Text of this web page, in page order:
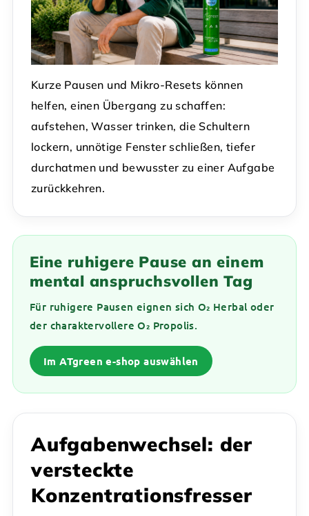
Kurze Pausen und Mikro-Resets können
helfen, einen Übergang zu schaffen:
aufstehen, Wasser trinken, die Schultern
lockern, unnötige Fenster schließen, tiefer
durchatmen und bewusster zu einer Aufgabe
zurückkehren.
Eine ruhigere Pause an einem
mental anspruchsvollen Tag
Für ruhigere Pausen eignen sich O₂ Herbal oder
der charaktervollere O₂ Propolis.
Im ATgreen e-shop auswählen
Aufgabenwechsel: der
versteckte
Konzentrationsfresser